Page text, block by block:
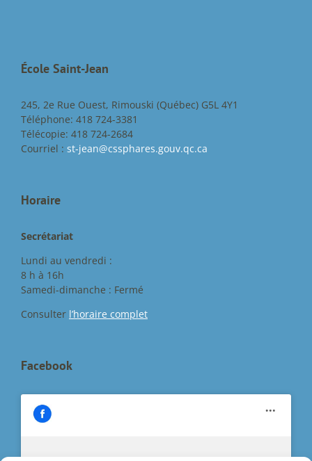
École Saint-Jean
245, 2e Rue Ouest, Rimouski (Québec) G5L 4Y1
Téléphone: 418 724-3381
Télécopie: 418 724-2684
Courriel : st-jean@cssphares.gouv.qc.ca
Horaire
Secrétariat
Lundi au vendredi :
8 h à 16h
Samedi-dimanche : Fermé
Consulter l’horaire complet
Facebook